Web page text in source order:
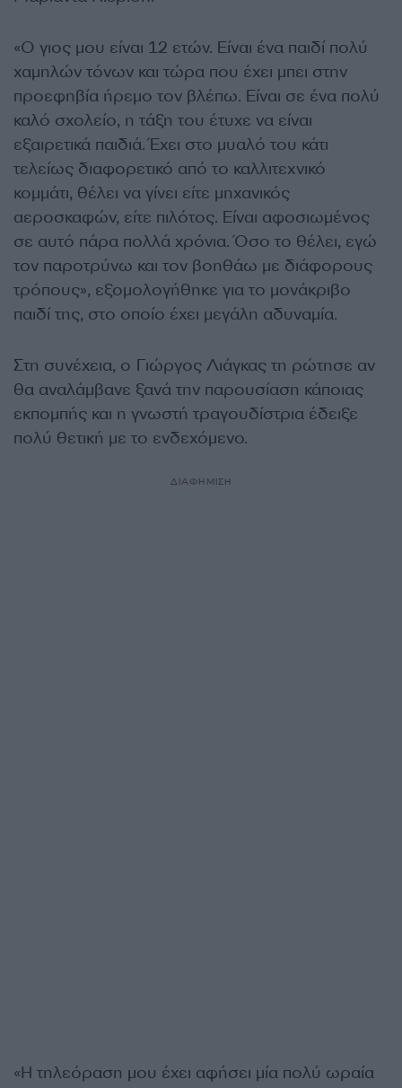
«O γιος μου είναι 12 ετών. Είναι ένα παιδί πολύ
χαμηλών τόνων και τώρα που έχει μπει στην
προεφηβία ήρεμο τον βλέπω. Είναι σε ένα πολύ
καλό σχολείο, η τάξη του έτυχε να είναι
εξαιρετικά παιδιά. Έχει στο μυαλό του κάτι
τελείως διαφορετικό από το καλλιτεχνικό
κομμάτι, θέλει να γίνει είτε μηχανικός
αεροσκαφών, είτε πιλότος. Είναι αφοσιωμένος
σε αυτό πάρα πολλά χρόνια. Όσο το θέλει, εγώ
τον παροτρύνω και τον βοηθάω με διάφορους
τρόπους», εξομολογήθηκε για το μονάκριβο
παιδί της, στο οποίο έχει μεγάλη αδυναμία.
Στη συνέχεια, ο Γιώργος Λιάγκας τη ρώτησε αν
θα αναλάμβανε ξανά την παρουσίαση κάποιας
εκπομπής και η γνωστή τραγουδίστρια έδειξε
πολύ θετική με το ενδεχόμενο.
ΔΙΑΦΗΜΙΣΗ
«Η τηλεόραση μου έχει αφήσει μία πολύ ωραία